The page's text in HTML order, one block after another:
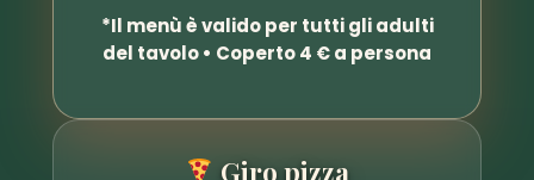
*Il menù è valido per tutti gli adulti
del tavolo • Coperto 4 € a persona
Giro pizza